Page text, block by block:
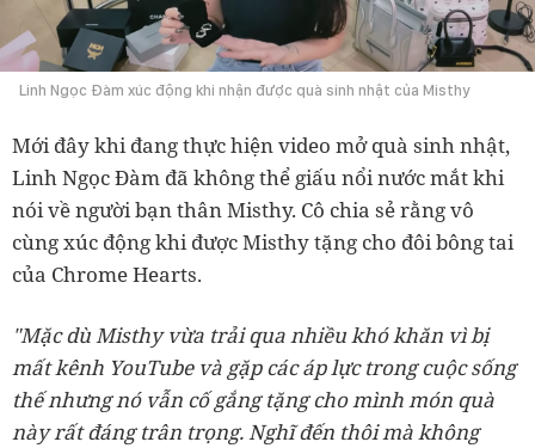
Linh Ngọc Đàm xúc động khi nhận được quà sinh nhật của Misthy
Mới đây khi đang thực hiện video mở quà sinh nhật,
Linh Ngọc Đàm đã không thể giấu nổi nước mắt khi
nói về người bạn thân Misthy. Cô chia sẻ rằng vô
cùng xúc động khi được Misthy tặng cho đôi bông tai
của Chrome Hearts.
"Mặc dù Misthy vừa trải qua nhiều khó khăn vì bị
mất kênh YouTube và gặp các áp lực trong cuộc sống
thế nhưng nó vẫn cố gắng tặng cho mình món quà
này rất đáng trân trọng. Nghĩ đến thôi mà không